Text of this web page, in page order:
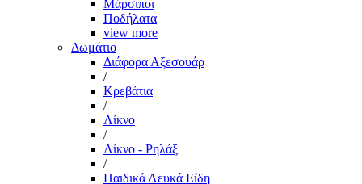
Μάρσιποι
Ποδήλατα
view more
Δωμάτιο
Διάφορα Αξεσουάρ
/
Κρεβάτια
/
Λίκνο
/
Λίκνο - Ρηλάξ
/
Παιδικά Λευκά Είδη